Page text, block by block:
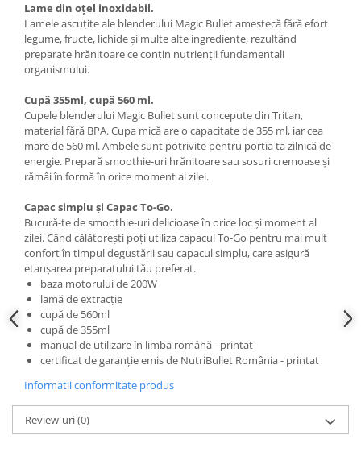
Lame din oțel inoxidabil.
Lamele ascuțite ale blenderului Magic Bullet amestecă fără efort
legume, fructe, lichide şi multe alte ingrediente, rezultând
preparate hrănitoare ce conțin nutrienții fundamentali
organismului.
Cupă 355ml, cupă 560 ml.
Cupele blenderului Magic Bullet sunt concepute din Tritan,
material fără BPA. Cupa mică are o capacitate de 355 ml, iar cea
mare de 560 ml. Ambele sunt potrivite pentru porția ta zilnică de
energie. Prepară smoothie-uri hrănitoare sau sosuri cremoase şi
rămâi în formă în orice moment al zilei.
Capac simplu şi Capac To-Go.
Bucură-te de smoothie-uri delicioase în orice loc şi moment al
zilei. Când călătoreşti poți utiliza capacul To-Go pentru mai mult
confort în timpul degustării sau capacul simplu, care asigură
etanşarea preparatului tău preferat.
baza motorului de 200W
lamă de extracție
cupă de 560ml
cupă de 355ml
manual de utilizare în limba română - printat
certificat de garanție emis de NutriBullet România - printat
Informatii conformitate produs
Review-uri(0)